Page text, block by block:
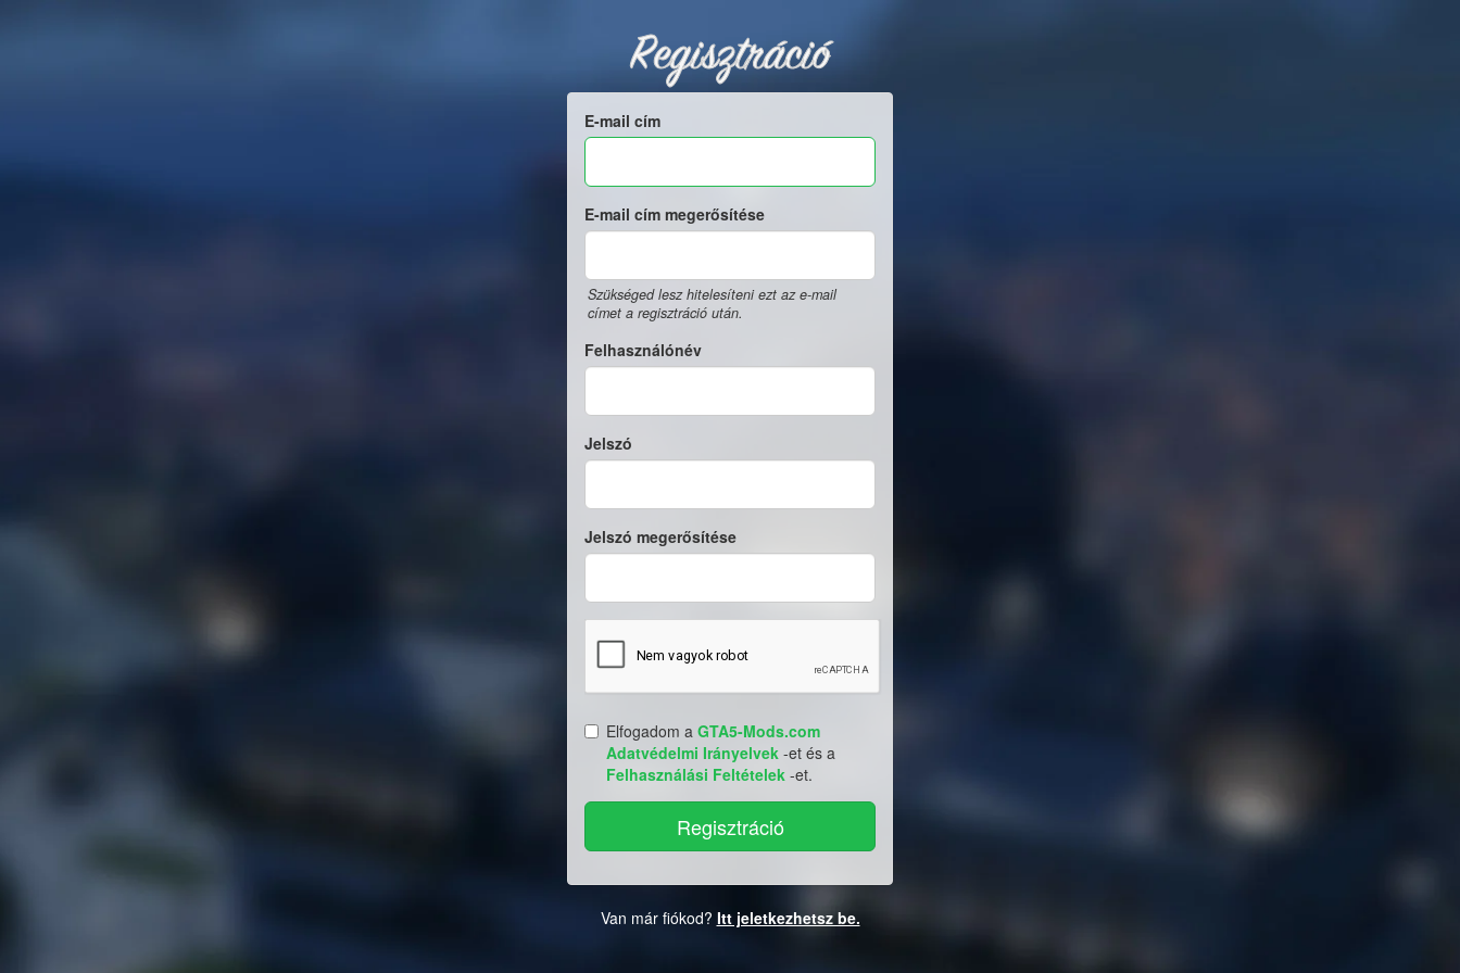
Regisztráció
E-mail cím
E-mail cím megerősítése
Szükséged lesz hitelesíteni ezt az e-mail
címet a regisztráció után.
Felhasználónév
Jelszó
Jelszó megerősítése
Elfogadom a GTA5-Mods.com
Adatvédelmi Irányelvek -et és a
Felhasználási Feltételek -et.
Van már fiókod? Itt jeletkezhetsz be.